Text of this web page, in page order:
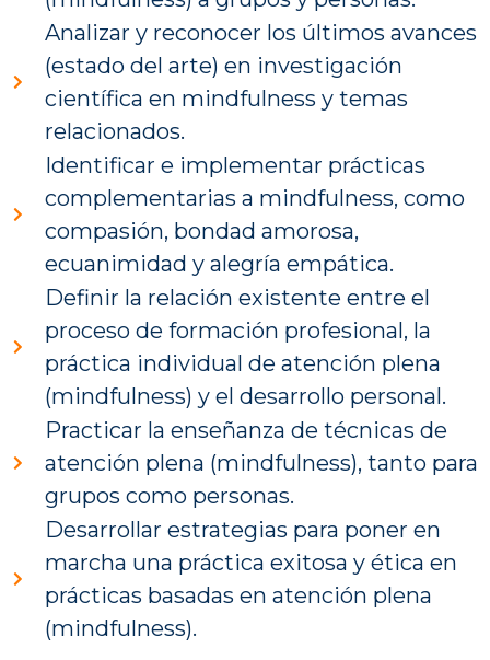
Analizar y reconocer los últimos avances
(estado del arte) en investigación
científica en mindfulness y temas
relacionados.
Identificar e implementar prácticas
complementarias a mindfulness, como
compasión, bondad amorosa,
ecuanimidad y alegría empática.
Definir la relación existente entre el
proceso de formación profesional, la
práctica individual de atención plena
(mindfulness) y el desarrollo personal.
Practicar la enseñanza de técnicas de
atención plena (mindfulness), tanto para
grupos como personas.
Desarrollar estrategias para poner en
marcha una práctica exitosa y ética en
prácticas basadas en atención plena
(mindfulness).